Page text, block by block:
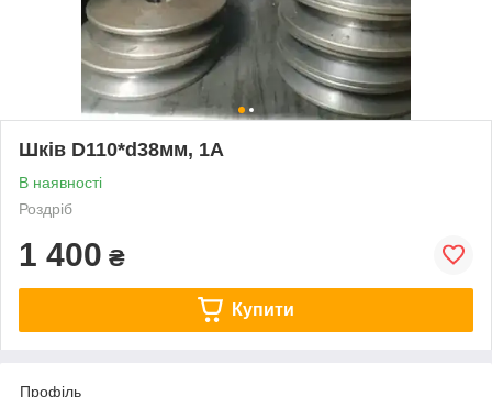
Шків D110*d38мм, 1А
В наявності
Роздріб
1 400 ₴
Купити
Профіль